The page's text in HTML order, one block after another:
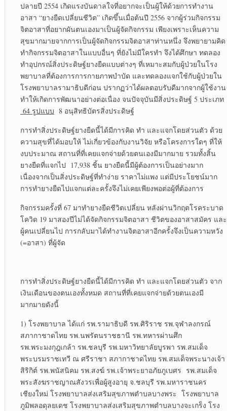
ปลายปี 2554 เกิดแรงบันดาลใจที่อยากจะเป็นผู้ให้ด้วยการทำงาน
อาสา “ยางยืดเปลี่ยนชีวิต” เกิดขึ้นเมื่อต้นปี 2556 จากผู้ร่วมกิจกรรม
จิตอาสาที่อยากผันตนเองมาเป็นผู้จัดกิจกรรม เพียงเพราะเห็นความ
สุขมากมายจากการเป็นผู้จัดกิจกรรมจิตอาสาท่านหนึ่ง จึงพยายามคิด
ทำกิจกรรมจิตอาสาในแบบอื่นๆ ที่ยังไม่มีใครทำ จึงได้ศึกษา ทดลอง
ทำอุปกรณ์สิ่งประดิษฐ์ยางยืดแบบต่างๆ ที่เหมาะสมกับผู้ป่วยในโรง
พยาบาลที่ต้องการการกายภาพบำบัด และทดลองแจกใช้กับผู้ป่วยใน
โรงพยาบาลรามาธิบดีก่อน ปรากฏว่าได้ผลตอบรับดีมากจากผู้ใช้งาน
ทำให้เกิดการพัฒนาอย่างต่อเนื่อง จนปัจจุบันมีสิ่งประดิษฐ์ 5 ประเภท
64 รูปแบบ 8 อนุสิทธิบัตรสิ่งประดิษฐ์
การทำสิ่งประดิษฐ์ยางยืดนี้ได้มีการคิด ทำ และแจกโดยส่วนตัว ด้วย
ความสุขที่ได้มอบให้ ไม่เกี่ยวข้องกับงานวิจัย หรือโครงการใดๆ ที่ให้
งบประมาณ สถานที่ที่เคยแจกจ่ายด้วยตนเองมีมากมาย รวมทั้งสิ้น
ยางยืดที่แจกไป 17,938 ชิ้น ยางยืดนี้มีผู้ต้องการเป็นอย่างมาก
เนื่องจากเป็นสิ่งประดิษฐ์ที่ทำง่าย ราคาไม่แพง แต่มีประโยชน์มาก
การทำยางยืดไปแจกแต่ละครั้งจึงไม่เคยเพียงพอต่อผู้ที่ต้องการ
กิจกรรมครั้งที่ 67 มาทำยางยืดชีวิตเปลี่ยน หลังผ่านวิกฤตโรคระบาด
โควิด 19 มาสองปีไม่ได้จัดกิจกรรมจิตอาสา ชีวิตของอาสาสมัคร และ
ผู้คนเปลี่ยนไป การกลับมาได้ทำงานจิตอาสาอีกครั้งจึงเป็นความหวัง
(=อาสา) ที่ผู้จัด
การทำสิ่งประดิษฐ์ยางยืดนี้ได้มีการคิด ทำ และแจกโดยส่วนตัว จาก
เงินเดือนของตนเองทั้งหมด สถานที่ที่เคยแจกจ่ายด้วยตนเองมี
มากมายดังนี้
1) โรงพยาบาล ได้แก่ รพ.รามาธิบดี รพ.ศิริราช รพ.จุฬาลงกรณ์
สภากาชาดไทย รพ.นพรัตนราชธานี รพ.ทหารผ่านศึก
รพ.พระมงกุฎเกล้า รพ.ชลบุรี รพ.มหาวิทยาลัยบูรพา รพ.สมเด็จ
พระบรมราชเทวี ณ ศรีราชา สภากาชาดไทย รพ.สมเด็จพระนางเจ้า
สิริกิต์ รพ.พนัสนิคม รพ.สงฆ์ รพ.เจ้าพระยาอภัยภูเบศร รพ.สมเด็จ
พระสังฆราชญาณสังวรเพื่อผู้สูงอายุ จ.ชลบุรี รพ.มหาราชนคร
เชียงใหม่ โรงพยาบาลส่งเสริมสุขภาพตำบลบางพระ โรงพยาบาล
ภูมิพลอดุลยเดช โรงพยาบาลส่งเสริมสุขภาพตำบลบางจะเกร็ง โรง